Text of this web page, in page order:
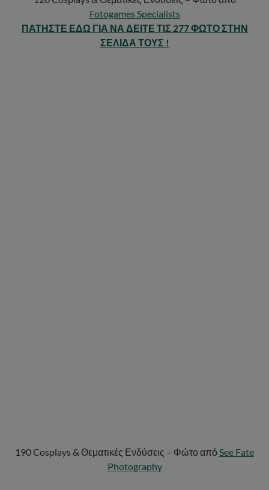
Fotogames Specialists
ΠΑΤΗΣΤΕ ΕΔΩ ΓΙΑ ΝΑ ΔΕΙΤΕ ΤΙΣ 277 ΦΩΤΟ ΣΤΗΝ
ΣΕΛΙΔΑ ΤΟΥΣ !
190 Cosplays & Θεματικές Ενδύσεις – Φώτο από See Fate
Photography